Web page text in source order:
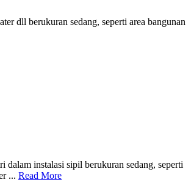
dll berukuran sedang, seperti area bangunan
instalasi sipil berukuran sedang, seperti
... Read More